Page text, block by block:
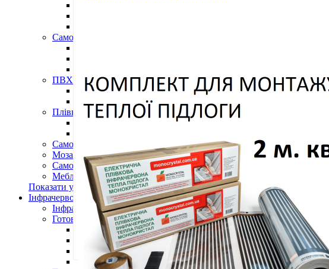
Самоклеючі декоративні 3D панелі
ПВХ панелі
Декоративна ПВХ панель (без клейового шару)
ПВХ панелі на самоклейці
Плівка (рулони)
Самоклеюча поліуретанова плитка
Мозаїка з декоративного скла 298х298х4,5мм
Самоклеюча гнучка штукатурка (плитка, рулон)
Меблі для дому, дачі, пікніка
Показати усі Швидкий ремонт
Інфрачервона електрична плівкова тепла підлога
Інфрачервона плівка на метри
Готові комплекти теплої інфрачервоної плівкової підлоги
Комплекти для монтажу теплої підлоги Monocrystal під будь-
Комплекти для монтажу теплої підлоги Monocrystal під плитку
Комплекти для монтажу теплої підлоги Monocrystal (з
Комплекти для монтажу теплої підлоги Monocrystal (з